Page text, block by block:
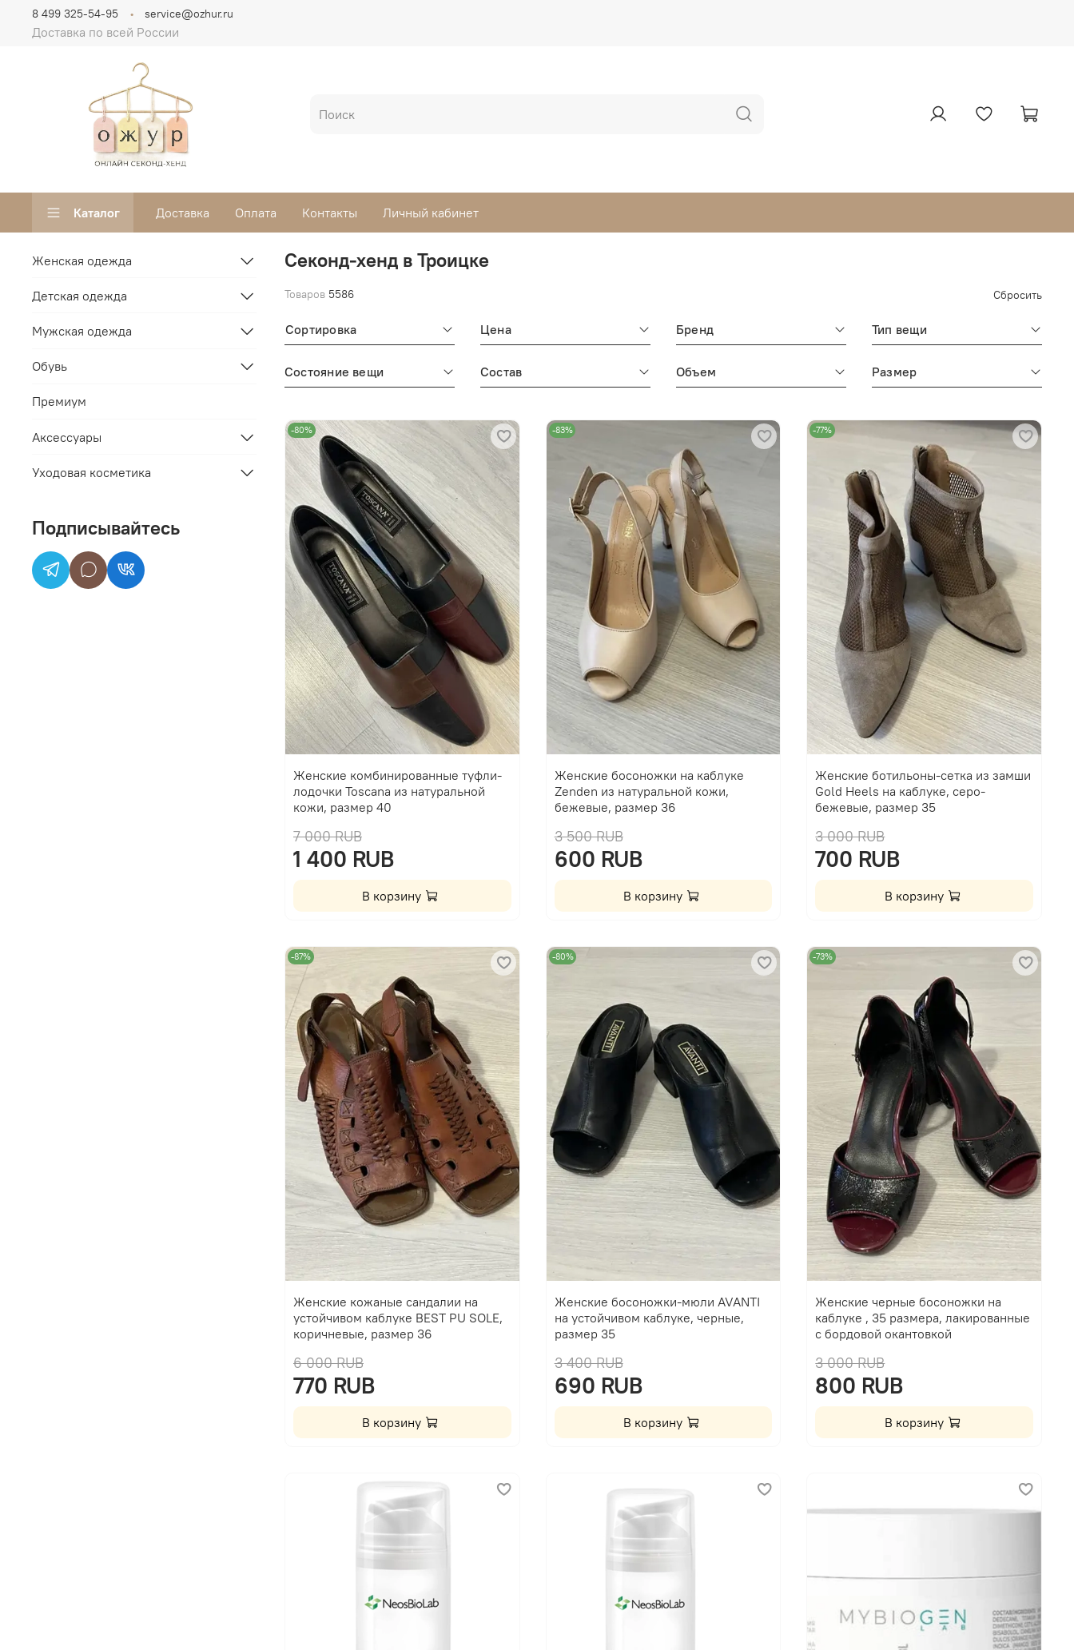
Доставка по всей России
8 499 325-54-95 service@ozhur.ru
Каталог Доставка Оплата Контакты Личный кабинет
Секонд-хенд в Троицке
Товаров 5586 Сбросить
Сортировка Цена Бренд Тип вещи
Состояние вещи Состав Объем Размер
-80%
Женские комбинированные туфли-
лодочки Toscana из натуральной
кожи, размер 40
7 000 RUB
1 400 RUB
В корзину
-83%
Женские босоножки на каблуке
Zenden из натуральной кожи,
бежевые, размер 36
3 500 RUB
600 RUB
В корзину
-77%
Женские ботильоны-сетка из замши
Gold Heels на каблуке, серо-
бежевые, размер 35
3 000 RUB
700 RUB
В корзину
-87%
Женские кожаные сандалии на
устойчивом каблуке BEST PU SOLE,
коричневые, размер 36
6 000 RUB
770 RUB
В корзину
-80%
Женские босоножки-мюли AVANTI
на устойчивом каблуке, черные,
размер 35
3 400 RUB
690 RUB
В корзину
-73%
Женские черные босоножки на
каблуке , 35 размера, лакированные
с бордовой окантовкой
3 000 RUB
800 RUB
В корзину
Женская одежда
Детская одежда
Мужская одежда
Обувь
Премиум
Аксессуары
Уходовая косметика
Подписывайтесь